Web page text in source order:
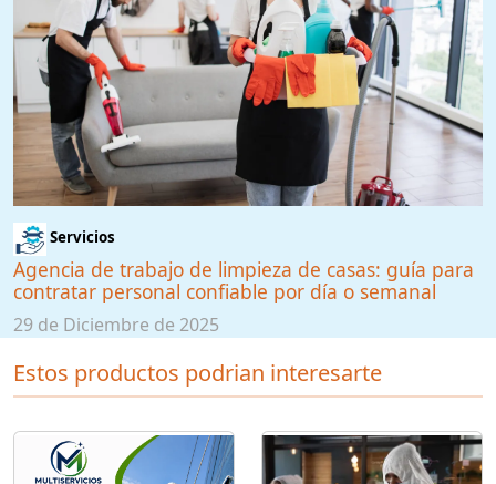
Servicios
Agencia de trabajo de limpieza de casas: guía para
contratar personal confiable por día o semanal
29 de Diciembre de 2025
Estos productos podrian interesarte